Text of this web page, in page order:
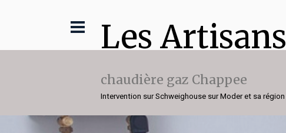
Les Artisans
chaudière gaz Chappee
Intervention sur Schweighouse sur Moder et sa région